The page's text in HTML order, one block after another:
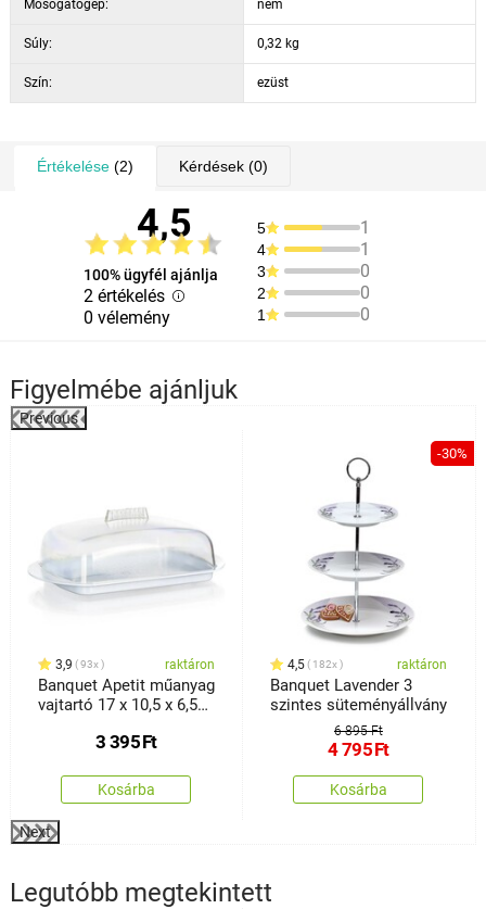
Mosogatógép: nem
Súly: 0,32 kg
Szín: ezüst
Értékelése(2) Kérdések(0)
4,5
100% ügyfél ajánlja
2 értékelés
0 vélemény
5 1
4 1
3 0
2 0
1 0
Figyelmébe ajánljuk
Previous
3,9 93x raktáron
Banquet Apetit műanyag
vajtartó 17 x 10,5 x 6,5
3 395Ft
Kosárba
-30%
4,5 182x raktáron
Banquet Lavender 3
szintes süteményállvány
6 895 Ft
4 795Ft
Kosárba
Next
Legutóbb megtekintett